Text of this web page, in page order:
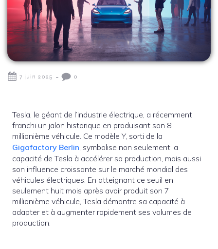
7 juin 2025 - 0
Tesla, le géant de l’industrie électrique, a récemment
franchi un jalon historique en produisant son 8
millionième véhicule. Ce modèle Y, sorti de la
Gigafactory Berlin, symbolise non seulement la
capacité de Tesla à accélérer sa production, mais aussi
son influence croissante sur le marché mondial des
véhicules électriques. En atteignant ce seuil en
seulement huit mois après avoir produit son 7
millionième véhicule, Tesla démontre sa capacité à
adapter et à augmenter rapidement ses volumes de
production.